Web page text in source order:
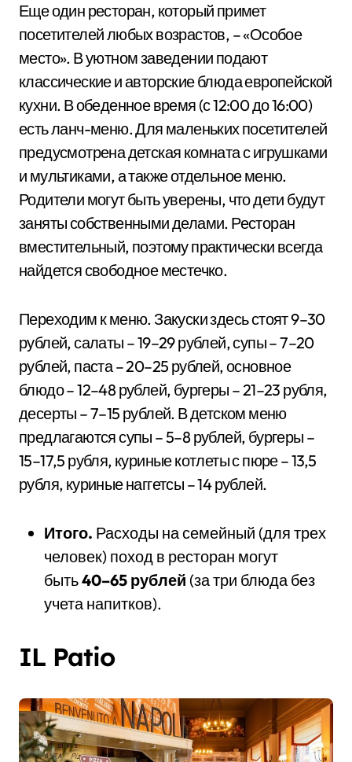
Еще один ресторан, который примет
посетителей любых возрастов, – «Особое
место». В уютном заведении подают
классические и авторские блюда европейской
кухни. В обеденное время (с 12:00 до 16:00)
есть ланч-меню. Для маленьких посетителей
предусмотрена детская комната с игрушками
и мультиками, а также отдельное меню.
Родители могут быть уверены, что дети будут
заняты собственными делами. Ресторан
вместительный, поэтому практически всегда
найдется свободное местечко.
Переходим к меню. Закуски здесь стоят 9–30
рублей, салаты – 19–29 рублей, супы – 7–20
рублей, паста – 20–25 рублей, основное
блюдо – 12–48 рублей, бургеры – 21–23 рубля,
десерты – 7–15 рублей. В детском меню
предлагаются супы – 5–8 рублей, бургеры –
15–17,5 рубля, куриные котлеты с пюре – 13,5
рубля, куриные наггетсы – 14 рублей.
Итого. Расходы на семейный (для трех
человек) поход в ресторан могут
быть40–65 рублей (за три блюда без
учета напитков).
IL Patio